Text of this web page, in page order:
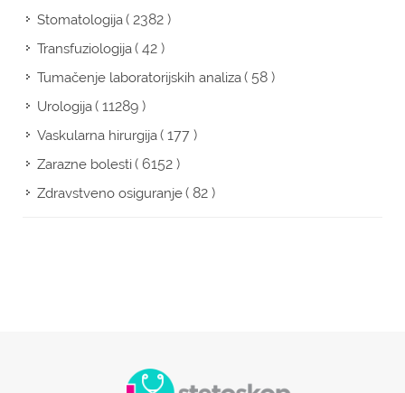
Stomatologija( 2382 )
Transfuziologija( 42 )
Tumačenje laboratorijskih analiza( 58 )
Urologija( 11289 )
Vaskularna hirurgija( 177 )
Zarazne bolesti( 6152 )
Zdravstveno osiguranje( 82 )